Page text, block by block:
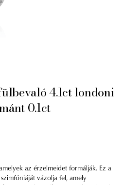
4.1ct londoni
0.1ct
az érzelmeidet formálják. Ez a
vázolja fel, amely